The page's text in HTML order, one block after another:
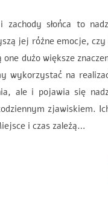
zachody słońca to
jej różne emocje,
one dużo większe
wykorzystać na
ale i pojawia się
zjawiskiem.
i czas zależą…